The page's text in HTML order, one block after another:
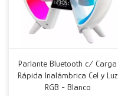
Parlante Bluetooth c/ Carga
Rápida Inalámbrica Cel y Luz
RGB - Blanco